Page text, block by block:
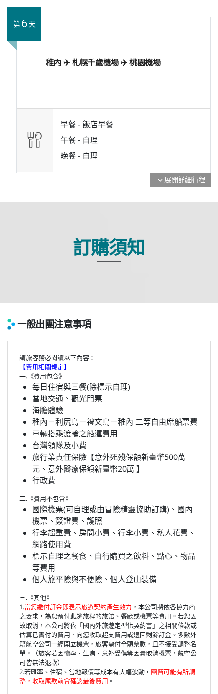
第6天
稚內 ✈️ 札幌千歲機場 ✈️ 桃園機場
早餐 -飯店早餐
午餐 - 自理
晚餐 - 自理
expand_more 展開詳細行程
訂購須知
一般出團注意事項
請旅客務必閱讀以下內容：
【費用相關規定】
一.《費用包含》
每日住宿與三餐(除標示自理)
當地交通、觀光門票
海膽體驗
稚內－利尻島－禮文島－稚內 二等自由席船票費
車輛搭乘渡輪之船運費用
台灣領隊及小費
旅行業責任保險【意外死殘保額新臺幣500萬
元、意外醫療保額新臺幣20萬 】
行政費
二.《費用不包含》
國際機票(可自理或由冒險精靈協助訂購)、國內
機票、簽證費、護照
行李超重費、房間小費、行李小費、私人花費、
網路使用費
標示自理之餐食、自行購買之飲料、點心、物品
等費用
個人旅平險與不便險、個人登山裝備
三.《其他》
1.當您繳付訂金即表示旅遊契約產生效力 ，本公司將依各協力商
之要求，為您預付此趟旅程的旅館、餐廳或機票等費用。若您因
故取消，本公司將依「國內外旅遊定型化契約書」之相關條款或
估算已實付的費用，向您收取超支費用或退回剩餘訂金。多數外
籍航空公司一經開立機票，旅客需付全額票款，且不接受調整名
單。（旅客若因懷孕、生病、意外受傷等因素取消機票，航空公
司皆無法退款）
2.若匯率、住宿、當地報價等成本有大幅波動， 團費可能有所調
整，收取尾款前會確認最後費用 。